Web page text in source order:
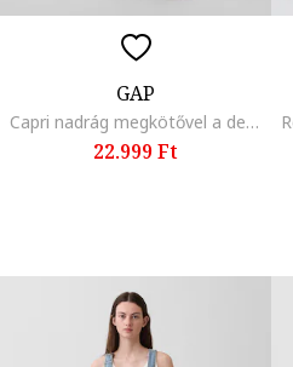
GAP
Capri nadrág megkötővel a derékrészen, Fekete,
22.999 Ft